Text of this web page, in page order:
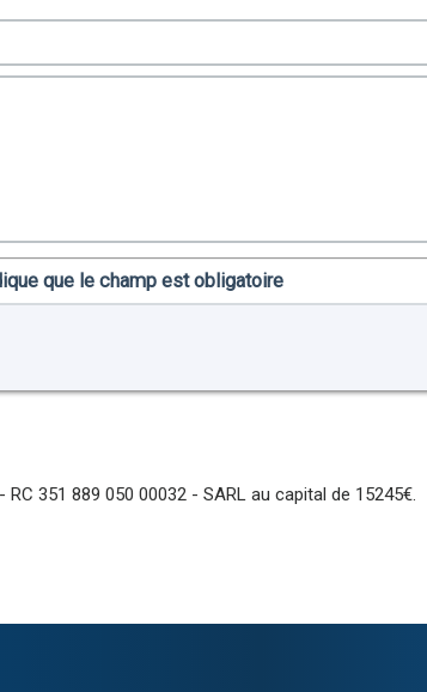
RC 351 889 050 00032 - SARL au capital de 15245€.